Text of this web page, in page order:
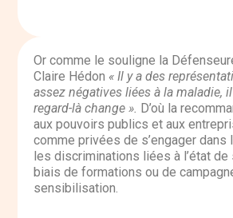
Or comme le souligne la
Claire Hédon « Il y a des
assez négatives liées à la maladie,
regard-là change ». D’où la
aux pouvoirs publics et aux
comme privées de s’engager dans
les discriminations liées à l’état de
biais de formations ou de
sensibilisation.